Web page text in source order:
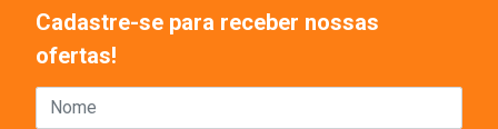
Cadastre-se para receber nossas
ofertas!